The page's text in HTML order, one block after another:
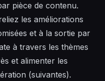
pièce de contenu.
les améliorations
et à la sortie par
à travers les thèmes
et alimenter les
(suivantes).